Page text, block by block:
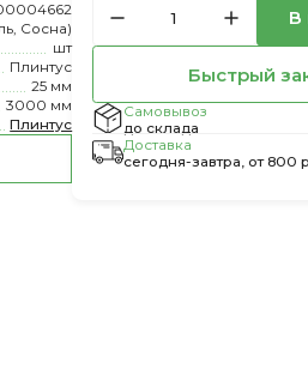
Сосна)
шт
Плинтус
25 мм
3000 мм
Плинтус
В
Быстрый
Самовывоз
до склада
Доставка
сегодня-завтра, от 800